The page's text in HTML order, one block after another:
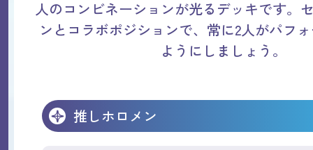
人のコンビネーションが光るデッキです。
ンとコラボポジションで、常に2人がパフ
ようにしましょう。
推しホロメン